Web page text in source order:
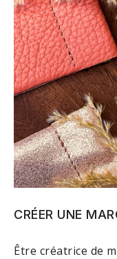
CRÉER UNE
Être créatrice de